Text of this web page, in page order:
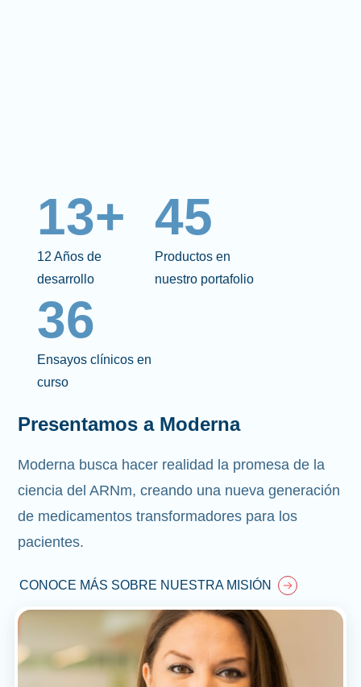
13+
12 Años de
desarrollo
45
Productos en
nuestro portafolio
36
Ensayos clínicos en
curso
Presentamos a Moderna
Moderna busca hacer realidad la promesa de la
ciencia del ARNm, creando una nueva generación
de medicamentos transformadores para los
pacientes.
CONOCE MÁS SOBRE NUESTRA MISIÓN